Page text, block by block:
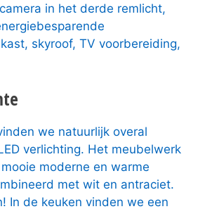
in het derde remlicht,
skyroof, TV voorbereiding,
we natuurlijk overal
verlichting. Het meubelwerk
moderne en warme
met wit en antraciet.
In de keuken vinden we een